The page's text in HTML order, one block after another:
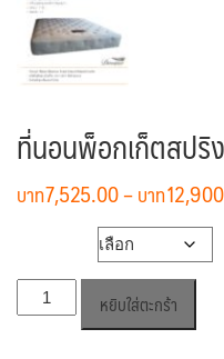
ที่นอนพ็อกเก็ตสปริ
7,525.00–
จำนวน
ที่
หยิบใส่ตะกร้า